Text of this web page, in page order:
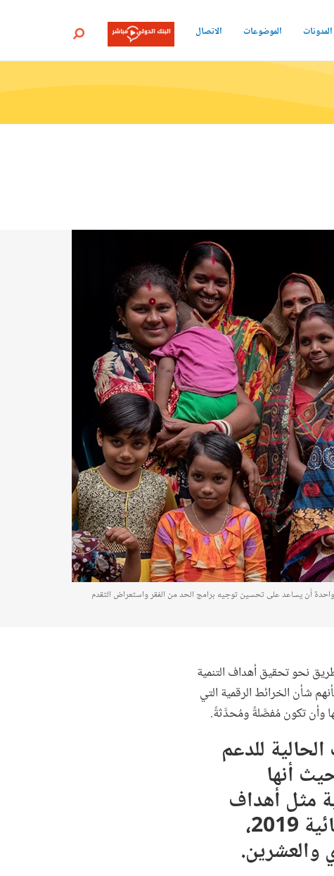
الموضوعات الاتصال بحث
واحدة أن يساعد على تحسين توجيه برامج الحد من الفقر واستعراض التقدم
نحو تحقيق أهداف التنمية
شأن الخرائط الرقمية التي
وأن تكون مُفصَّلةً ومُحدَّثةً.
للدعم
أنها
مثل أهداف
التنمية المستدامة." — تقرير آفاق تنمية القدرات الإحصائية 2019،
والعشرين.